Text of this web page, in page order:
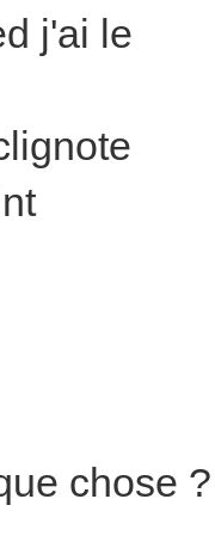
j'ai le
chose ?